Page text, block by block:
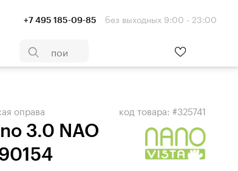
+7 495 185-09-85 без выходных 9:00 - 23:00
оправа
3.0 NAO
код товара: #325741